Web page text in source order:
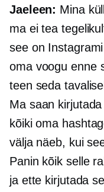
Jaeleen: Mina
ma ei tea
see on
oma voogu enne
teen seda
Ma saan
kõiki oma
välja näeb, kui
Panin kõik selle
ja ette kirjutada